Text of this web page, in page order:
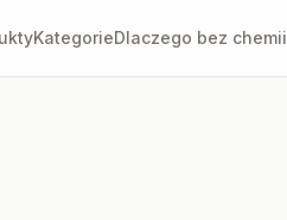
KategorieDlaczego bez chemii